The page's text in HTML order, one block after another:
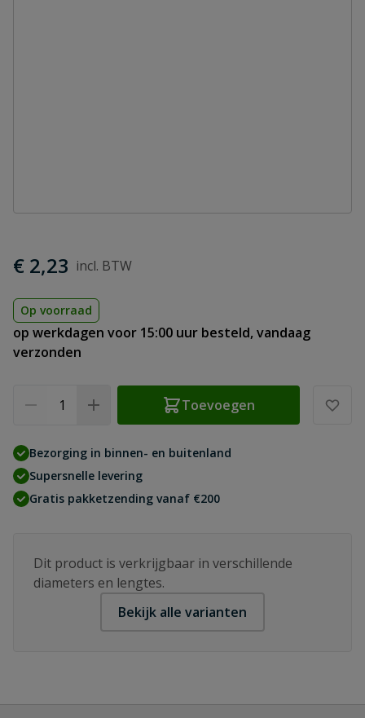
€ 2,23
Op voorraad
op werkdagen voor 15:00 uur besteld, vandaag
verzonden
Toevoegen
Bezorging in binnen- en buitenland
Supersnelle levering
Gratis pakketzending vanaf €200
Dit product is verkrijgbaar in verschillende
diameters en lengtes.
Bekijk alle varianten